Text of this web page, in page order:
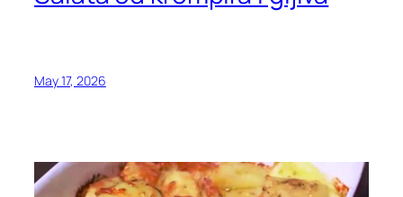
May 17, 2026